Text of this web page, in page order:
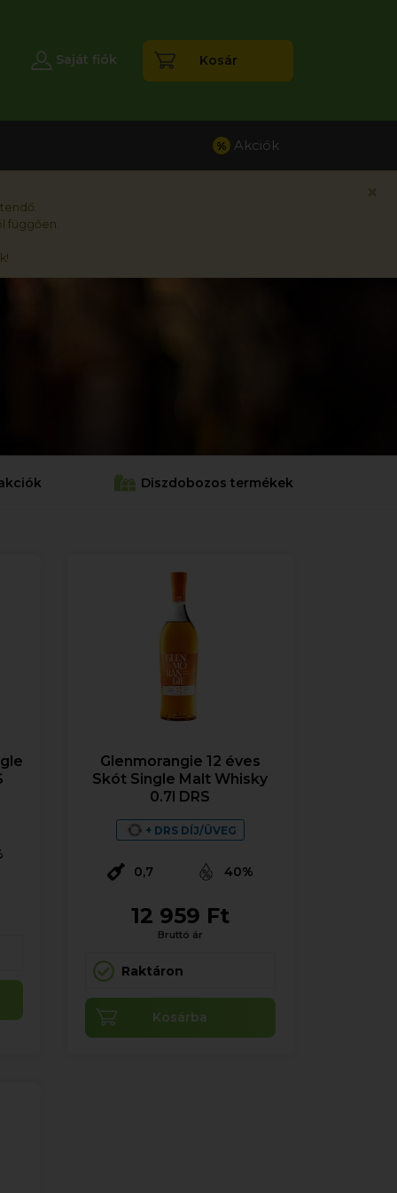
függően.
Saját fiók Kosár
% Akciók
Diszdobozos termékek
Glenmorangie 12 éves
Skót Single Malt Whisky
0.7l DRS
+ DRS DÍJ/ÜVEG
0,7 40%
12 959 Ft
Bruttó ár
Raktáron
Kosárba